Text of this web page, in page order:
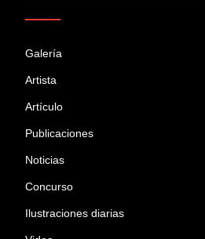
Galería
Artista
Artículo
Publicaciones
Noticias
Concurso
Ilustraciones diarias